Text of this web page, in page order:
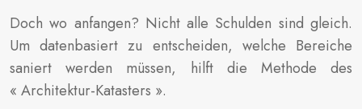
Doch wo anfangen? Nicht alle Schulden sind gleich.
Um datenbasiert zu entscheiden, welche Bereiche
saniert werden müssen, hilft die Methode des
« Architektur-Katasters ».